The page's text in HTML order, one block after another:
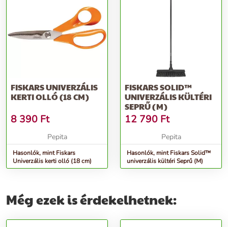
FISKARS UNIVERZÁLIS
KERTI OLLÓ (18 CM)
8 390 Ft
Pepita
Hasonlók, mint Fiskars
Univerzális kerti olló (18 cm)
FISKARS SOLID™
UNIVERZÁLIS KÜLTÉRI
SEPRŰ (M)
12 790 Ft
Pepita
Hasonlók, mint Fiskars Solid™
univerzális kültéri Seprű (M)
Még ezek is érdekelhetnek: